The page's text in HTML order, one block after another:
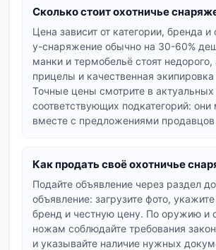
одежда для охотыпредставлены
охоты бу, термобельё и
под разный сезон. Проверяйте
целостность мембраны и молний.
Манки, чучела, ловушки
Манки, чучела и приманки -
снаряжение, которое часто
манки бу и чучела бу на утку, гуся
дичь, а в категории
ловушки и
снаряжение для пушного
сезонных ограничений.
Туристическое снаряжение
Сколько стоит охотничье
Цена зависит от категории, бренда и
у-снаряжение обычно на 30-60%
манки и термобельё стоят недорого,
прицелы и качественная
Точные цены смотрите в актуальных
соответствующих подкатегорий: они
вместе с предложениями
Как продать своё охотничье
Подайте объявление через раздел
объявление: загрузите фото,
бренд и честную цену. По оружию и
ножам соблюдайте требования
и указывайте наличие нужных